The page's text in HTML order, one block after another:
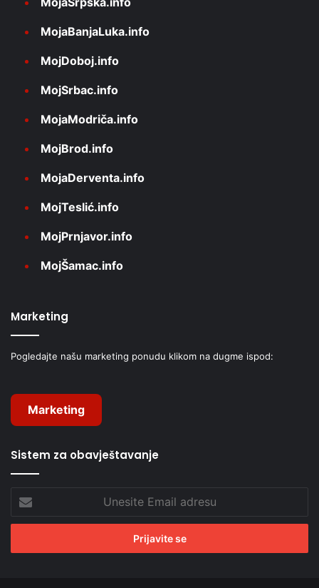
MojaBanjaLuka.info
MojDoboj.info
MojSrbac.info
MojaModriča.info
MojBrod.info
MojaDerventa.info
MojTeslić.info
MojPrnjavor.info
MojŠamac.info
Marketing
Pogledajte našu marketing ponudu klikom na dugme ispod:
Marketing
Sistem za obavještavanje
Email
adresu